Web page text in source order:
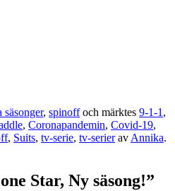
säsonger, spinoffoch märktes 9-1-1 ,
, Coronapandemin, Covid-19,
, Suits, tv-serie, tv-serierav Annika.
Star, Ny säsong!”